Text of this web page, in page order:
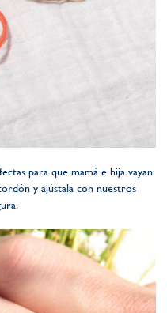
para que mamá e hija vayan
y ajústala con nuestros